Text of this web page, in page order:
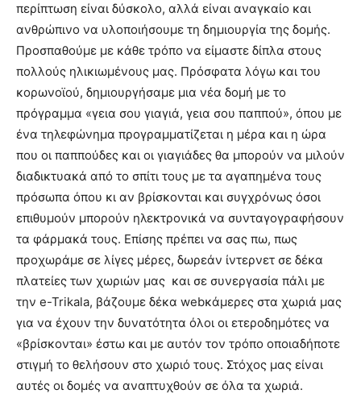
περίπτωση είναι δύσκολο, αλλά είναι αναγκαίο και
ανθρώπινο να υλοποιήσουμε τη δημιουργία της δομής.
Προσπαθούμε με κάθε τρόπο να είμαστε δίπλα στους
πολλούς ηλικιωμένους μας. Πρόσφατα λόγω και του
κορωνοϊού, δημιουργήσαμε μια νέα δομή με το
πρόγραμμα «γεια σου γιαγιά, γεια σου παππού», όπου με
ένα τηλεφώνημα προγραμματίζεται η μέρα και η ώρα
που οι παππούδες και οι γιαγιάδες θα μπορούν να μιλούν
διαδικτυακά από το σπίτι τους με τα αγαπημένα τους
πρόσωπα όπου κι αν βρίσκονται και συγχρόνως όσοι
επιθυμούν μπορούν ηλεκτρονικά να συνταγογραφήσουν
τα φάρμακά τους. Επίσης πρέπει να σας πω, πως
προχωράμε σε λίγες μέρες, δωρεάν ίντερνετ σε δέκα
πλατείες των χωριών μας και σε συνεργασία πάλι με
την e-Trikala, βάζουμε δέκα webκάμερες στα χωριά μας
για να έχουν την δυνατότητα όλοι οι ετεροδημότες να
«βρίσκονται» έστω και με αυτόν τον τρόπο οποιαδήποτε
στιγμή το θελήσουν στο χωριό τους. Στόχος μας είναι
αυτές οι δομές να αναπτυχθούν σε όλα τα χωριά.